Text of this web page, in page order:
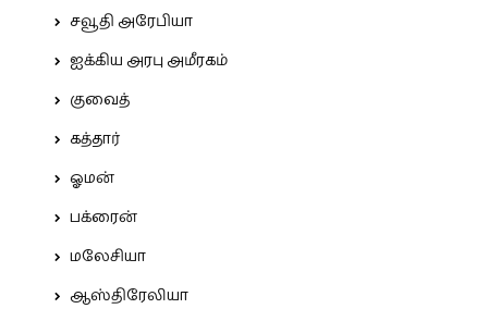
சவூதி அரேபியா
ஐக்கிய அரபு அமீரகம்
குவைத்
கத்தார்
ஓமன்
பக்ரைன்
மலேசியா
ஆஸ்திரேலியா